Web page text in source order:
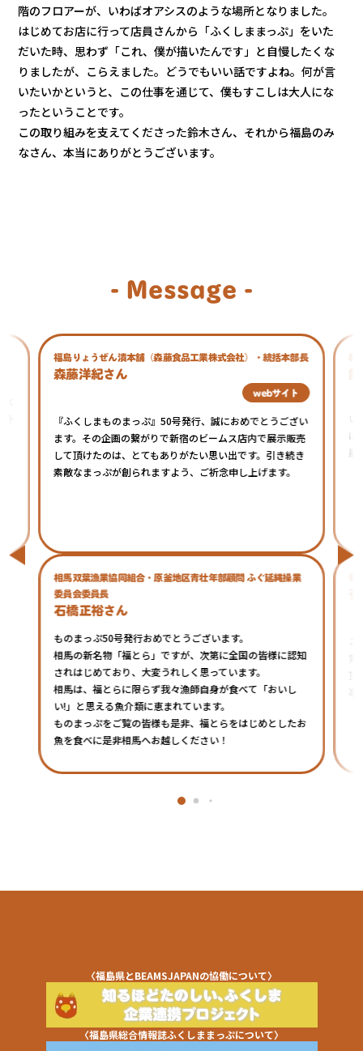
階のフロアーが、いわばオアシスのような場所となりました。
はじめてお店に行って店員さんから「ふくしままっぷ」をいた
だいた時、思わず「これ、僕が描いたんです」と自慢したくな
りましたが、こらえました。どうでもいい話ですよね。何が言
いたいかというと、この仕事を通じて、僕もすこしは大人にな
ったということです。
この取り組みを支えてくださった鈴木さん、それから福島のみ
なさん、本当にありがとうございます。
- Message -
福島りょうぜん漬本舗（森藤食品工業株式会社）・統括本部長
森藤洋紀さん
webサイト
『ふくしまものまっぷ』50号発行、誠におめでとうござい
ます。その企画の繋がりで新宿のビームス店内で展示販売
して頂けたのは、とてもありがたい思い出です。引き続き
素敵なまっぷが創られますよう、ご祈念申し上げます。
相馬双葉漁業協同組合・原釜地区青壮年部顧問 ふぐ延縄操業
委員会委員長
石橋正裕さん
ものまっぷ50号発行おめでとうございます。
相馬の新名物「福とら」ですが、次第に全国の皆様に認知
されはじめており、大変うれしく思っています。
相馬は、福とらに限らず我々漁師自身が食べて「おいし
い!」と思える魚介類に恵まれています。
ものまっぷをご覧の皆様も是非、福とらをはじめとしたお
魚を食べに是非相馬へお越しください！
株
い
に
展
第
頂
〈福島県とBEAMSJAPANの協働について〉
〈福島県総合情報誌ふくしままっぷについて〉